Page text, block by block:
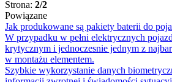
Strona: 2/2
Powiązane
Jak produkowane są pakiety baterii do
W przypadku w pełni elektrycznych
krytycznym i jednoczesnie jednym z
w montażu elementem.
Szybkie wykorzystanie danych